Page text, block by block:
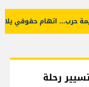
حرب... اتهام حقوقي
رحلة